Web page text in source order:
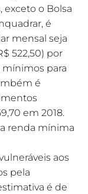
exceto o Bolsa
é
mensal seja
522,50) por
mínimos para
é
em 2018.
renda mínima
aos
pela
é de